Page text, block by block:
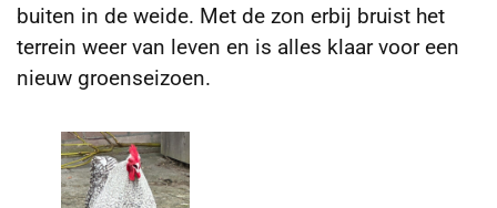
buiten in de weide. Met de zon erbij bruist het
terrein weer van leven en is alles klaar voor een
nieuw groenseizoen.